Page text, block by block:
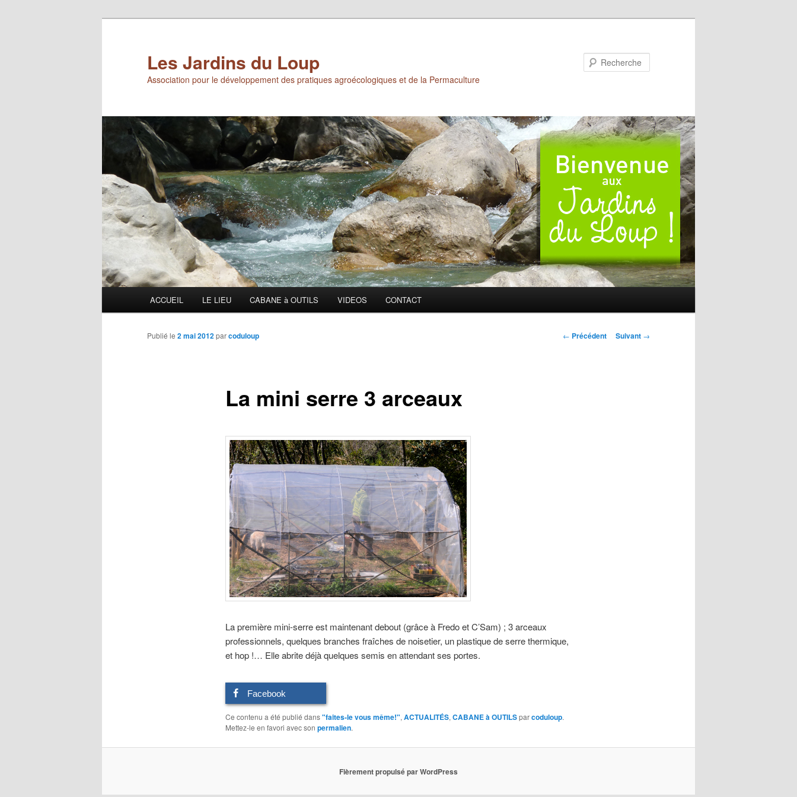
Les Jardins du Loup
Association pour le développement des pratiques agroécologiques et de la Permaculture
ACCUEIL LE LIEU CABANE à OUTILS VIDEOS CONTACT
Navigation
← Précédent Suivant →
La mini serre 3 arceaux
Publié le 2 mai 2012parcoduloup
La première mini-serre est maintenant debout (grâce à Fredo et C’Sam) ; 3 arceaux
professionnels, quelques branches fraîches de noisetier, un plastique de serre thermique,
et hop !… Elle abrite déjà quelques semis en attendant ses portes.
Facebook
Ce contenu a été publié dans"faites-le vous même!", ACTUALITÉS, CABANE à OUTILSparcoduloup.
Mettez-le en favori avec son permalien.
Fièrement propulsé par WordPress